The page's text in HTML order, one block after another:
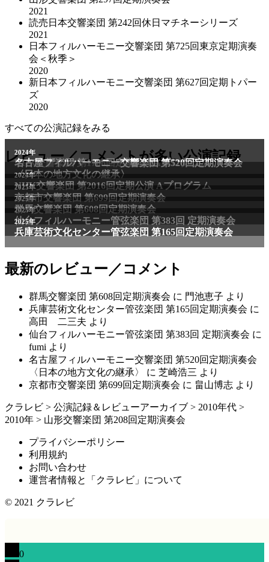
2021
読売日本交響楽団 第242回休日マチネーシリーズ
2021
日本フィルハーモニー交響楽団 第725回東京定期演奏
会＜秋季＞
2020
新日本フィルハーモニー交響楽団 第627回定期トパー
ズ
2020
すべての公演記録をみる
レビュー／コメントが多い公演記録
2011年
NHK交響楽団 第1706回定期公演Aプログラム
2024年
名古屋フィルハーモニー交響楽団 第520回定期演奏会
〈日本の地方文化の継承〉
2024年
NHK交響楽団 第2016回定期公演 Aプログラム
2025年
京都市交響楽団 第699回定期演奏会
2025年
群馬交響楽団 第608回定期演奏会
2025年
仙台フィルハーモニー管弦楽団 第383回 定期演奏会
2025年
兵庫芸術文化センター管弦楽団 第165回定期演奏会
最新のレビュー／コメント
群馬交響楽団 第608回定期演奏会 に 門池恵子 より
兵庫芸術文化センター管弦楽団 第165回定期演奏会 に
高田 二三夫 より
仙台フィルハーモニー管弦楽団 第383回 定期演奏会 に
fumi より
名古屋フィルハーモニー交響楽団 第520回定期演奏会
〈日本の地方文化の継承〉
に 芝崎浩三 より
京都市交響楽団 第699回定期演奏会 に 畠山博志 より
クラレビ > 公演記録＆レビューアーカイブ > 2010年代 >
2010年 > 山形交響楽団 第208回定期演奏会
プライバシーポリシー
利用規約
お問い合わせ
運営者情報と「クラレビ」について
© 2021 クラレビ
0